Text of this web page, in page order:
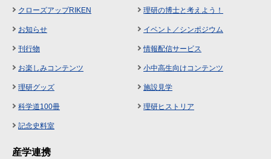
クローズアップRIKEN 理研の博士と考えよう！
お知らせ イベント／シンポジウム
刊行物 情報配信サービス
お楽しみコンテンツ 小中高生向けコンテンツ
理研グッズ 施設見学
科学道100冊 理研ヒストリア
記念史料室
産学連携